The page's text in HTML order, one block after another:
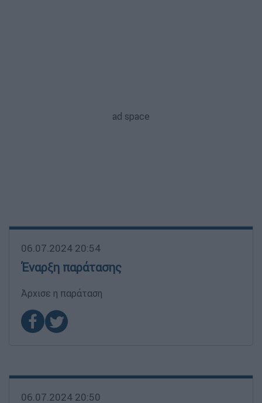
06.07.2024 20:54
Έναρξη παράτασης
Άρχισε η παράταση
06.07.2024 20:50